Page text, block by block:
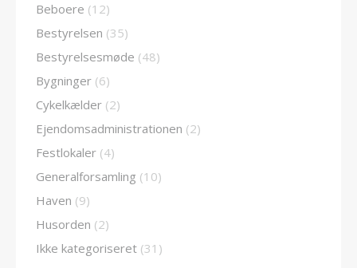
Beboere (12)
Bestyrelsen (35)
Bestyrelsesmøde (48)
Bygninger (6)
Cykelkælder (2)
Ejendomsadministrationen (2)
Festlokaler (4)
Generalforsamling (10)
Haven (9)
Husorden (2)
Ikke kategoriseret (31)